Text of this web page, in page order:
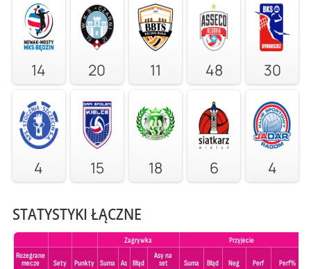
14 20 11 48 30
4 15 18 6 4
STATYSTYKI ŁĄCZNE
Zagrywka
Przyjecie
Rozegrane
mecze
Sety Punkty Suma As Błąd
Asy na
set
Suma Błąd Neg Perf Perf%